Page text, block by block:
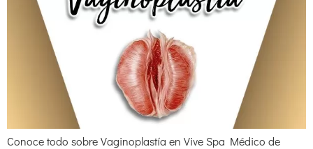
Conoce todo sobre Vaginoplastía en Vive Spa Médico de